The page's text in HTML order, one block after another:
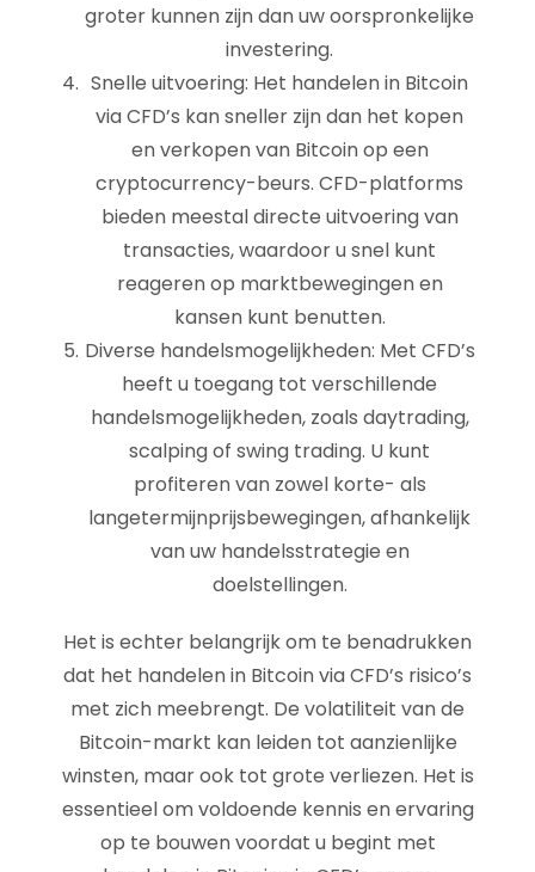
groter kunnen zijn dan uw oorspronkelijke
investering.
Snelle uitvoering: Het handelen in Bitcoin
via CFD’s kan sneller zijn dan het kopen
en verkopen van Bitcoin op een
cryptocurrency-beurs. CFD-platforms
bieden meestal directe uitvoering van
transacties, waardoor u snel kunt
reageren op marktbewegingen en
kansen kunt benutten.
Diverse handelsmogelijkheden: Met CFD’s
heeft u toegang tot verschillende
handelsmogelijkheden, zoals daytrading,
scalping of swing trading. U kunt
profiteren van zowel korte- als
langetermijnprijsbewegingen, afhankelijk
van uw handelsstrategie en
doelstellingen.
Het is echter belangrijk om te benadrukken
dat het handelen in Bitcoin via CFD’s risico’s
met zich meebrengt. De volatiliteit van de
Bitcoin-markt kan leiden tot aanzienlijke
winsten, maar ook tot grote verliezen. Het is
essentieel om voldoende kennis en ervaring
op te bouwen voordat u begint met